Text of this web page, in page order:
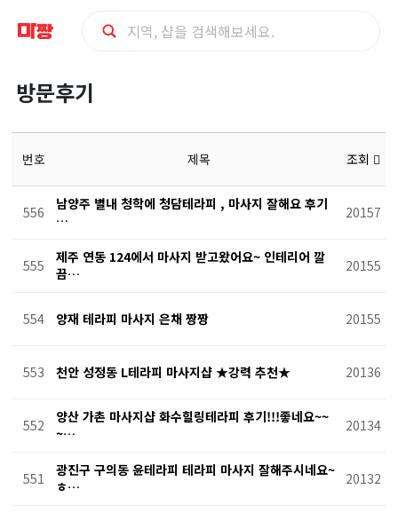
방
문
후
기
방문후기
번호 제목 조회
556
남양주 별내 청학에 청담테라피 , 마사지 잘해요 후기
…
20157
555
제주 연동 124에서 마사지 받고왔어요~ 인테리어 깔
끔…
20155
554 양재 테라피 마사지 은채 짱짱 20155
553 천안 성정동 L테라피 마사지샵 ★강력 추천★ 20136
552
양산 가촌 마사지샵 화수힐링테라피 후기!!!좋네요~~
~…
20134
551
광진구 구의동 윤테라피 테라피 마사지 잘해주시네요~
ㅎ…
20132